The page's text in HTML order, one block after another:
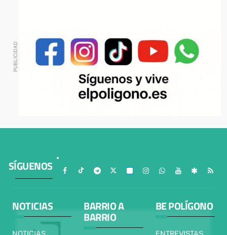
SÍGUENOS
NOTICIAS BARRIO A
BARRIO
BE POLÍGONO